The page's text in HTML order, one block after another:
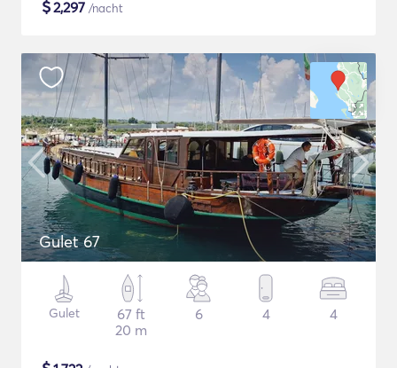
$2,297 /nacht
Gulet 67
Gulet
67 ft
20 m
6 4 4